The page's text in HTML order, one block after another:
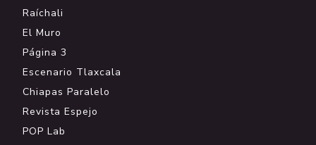
Raíchali
El Muro
Página 3
Escenario Tlaxcala
Chiapas Paralelo
Revista Espejo
POP Lab